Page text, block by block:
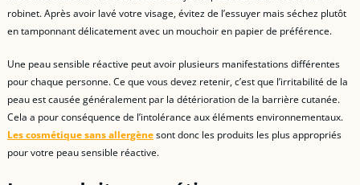
robinet. Après avoir lavé votre visage, évitez de l’essuyer mais séchez plutôt
en tamponnant délicatement avec un mouchoir en papier de préférence.
Une peau sensible réactive peut avoir plusieurs manifestations différentes
pour chaque personne. Ce que vous devez retenir, c’est que l’irritabilité de la
peau est causée généralement par la détérioration de la barrière cutanée.
Cela a pour conséquence de l’intolérance aux éléments environnementaux.
Les cosmétique sans allergènesont donc les produits les plus appropriés
pour votre peau sensible réactive.